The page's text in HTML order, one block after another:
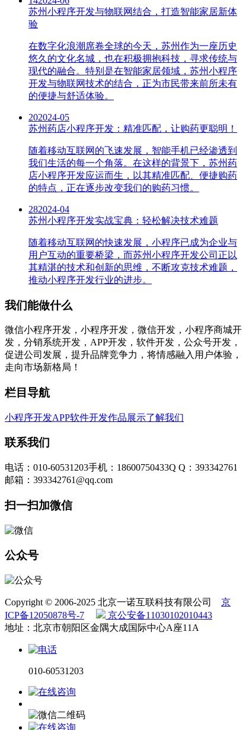
苏州小程序开发与物联网结合，打造智能家居新体
验
在数字化浪潮席卷全球的今天，苏州作为一座历史
悠久的文化名城，也在积极拥抱科技，寻求传统与
现代的融合。特别是在智能家居领域，苏州小程序
开发与物联网技术的结合，正为市民带来前所未有
的便捷与舒适体验。
202024-05
苏州药店小程序开发：精准匹配，让购药更聪明！
随着移动互联网的飞速发展，智能手机已经渗透到
我们生活的每一个角落。在这样的背景下，苏州药
店小程序开发应运而生，以其精准匹配、便捷购药
的特点，正在逐步改变我们的购药习惯。
282024-04
苏州小程序开发实战宝典：轻松解决技术难题
随着移动互联网的快速发展，小程序已成为企业与
用户互动的重要桥梁，而苏州小程序开发公司正以
其精湛的技术和创新的思维，不断攻克技术难题，
推动小程序开发行业的进步。
我们能做什么
微信小程序开发，小程序开发，微信开发，小程序商城开
发，分销系统开发，APP开发，软件开发，公众号开发，
促进公司发展，提升品牌竞争力，将情感融入用户体验，
走向市场新格局！
栏目导航
小程序开发APP软件开发作品展示了解我们
联系我们
电话：010-60531203手机：18600750433Q Q：393342761
邮箱：393342761@qq.com
扫一扫加微信
公众号
Copyright © 2006-2025 北京一诺互联科技有限公司 京
ICP备12050878号-7
京公安备11030102010443
地址：北京市朝阳区金隅大成国际中心A座11A
010-60531203